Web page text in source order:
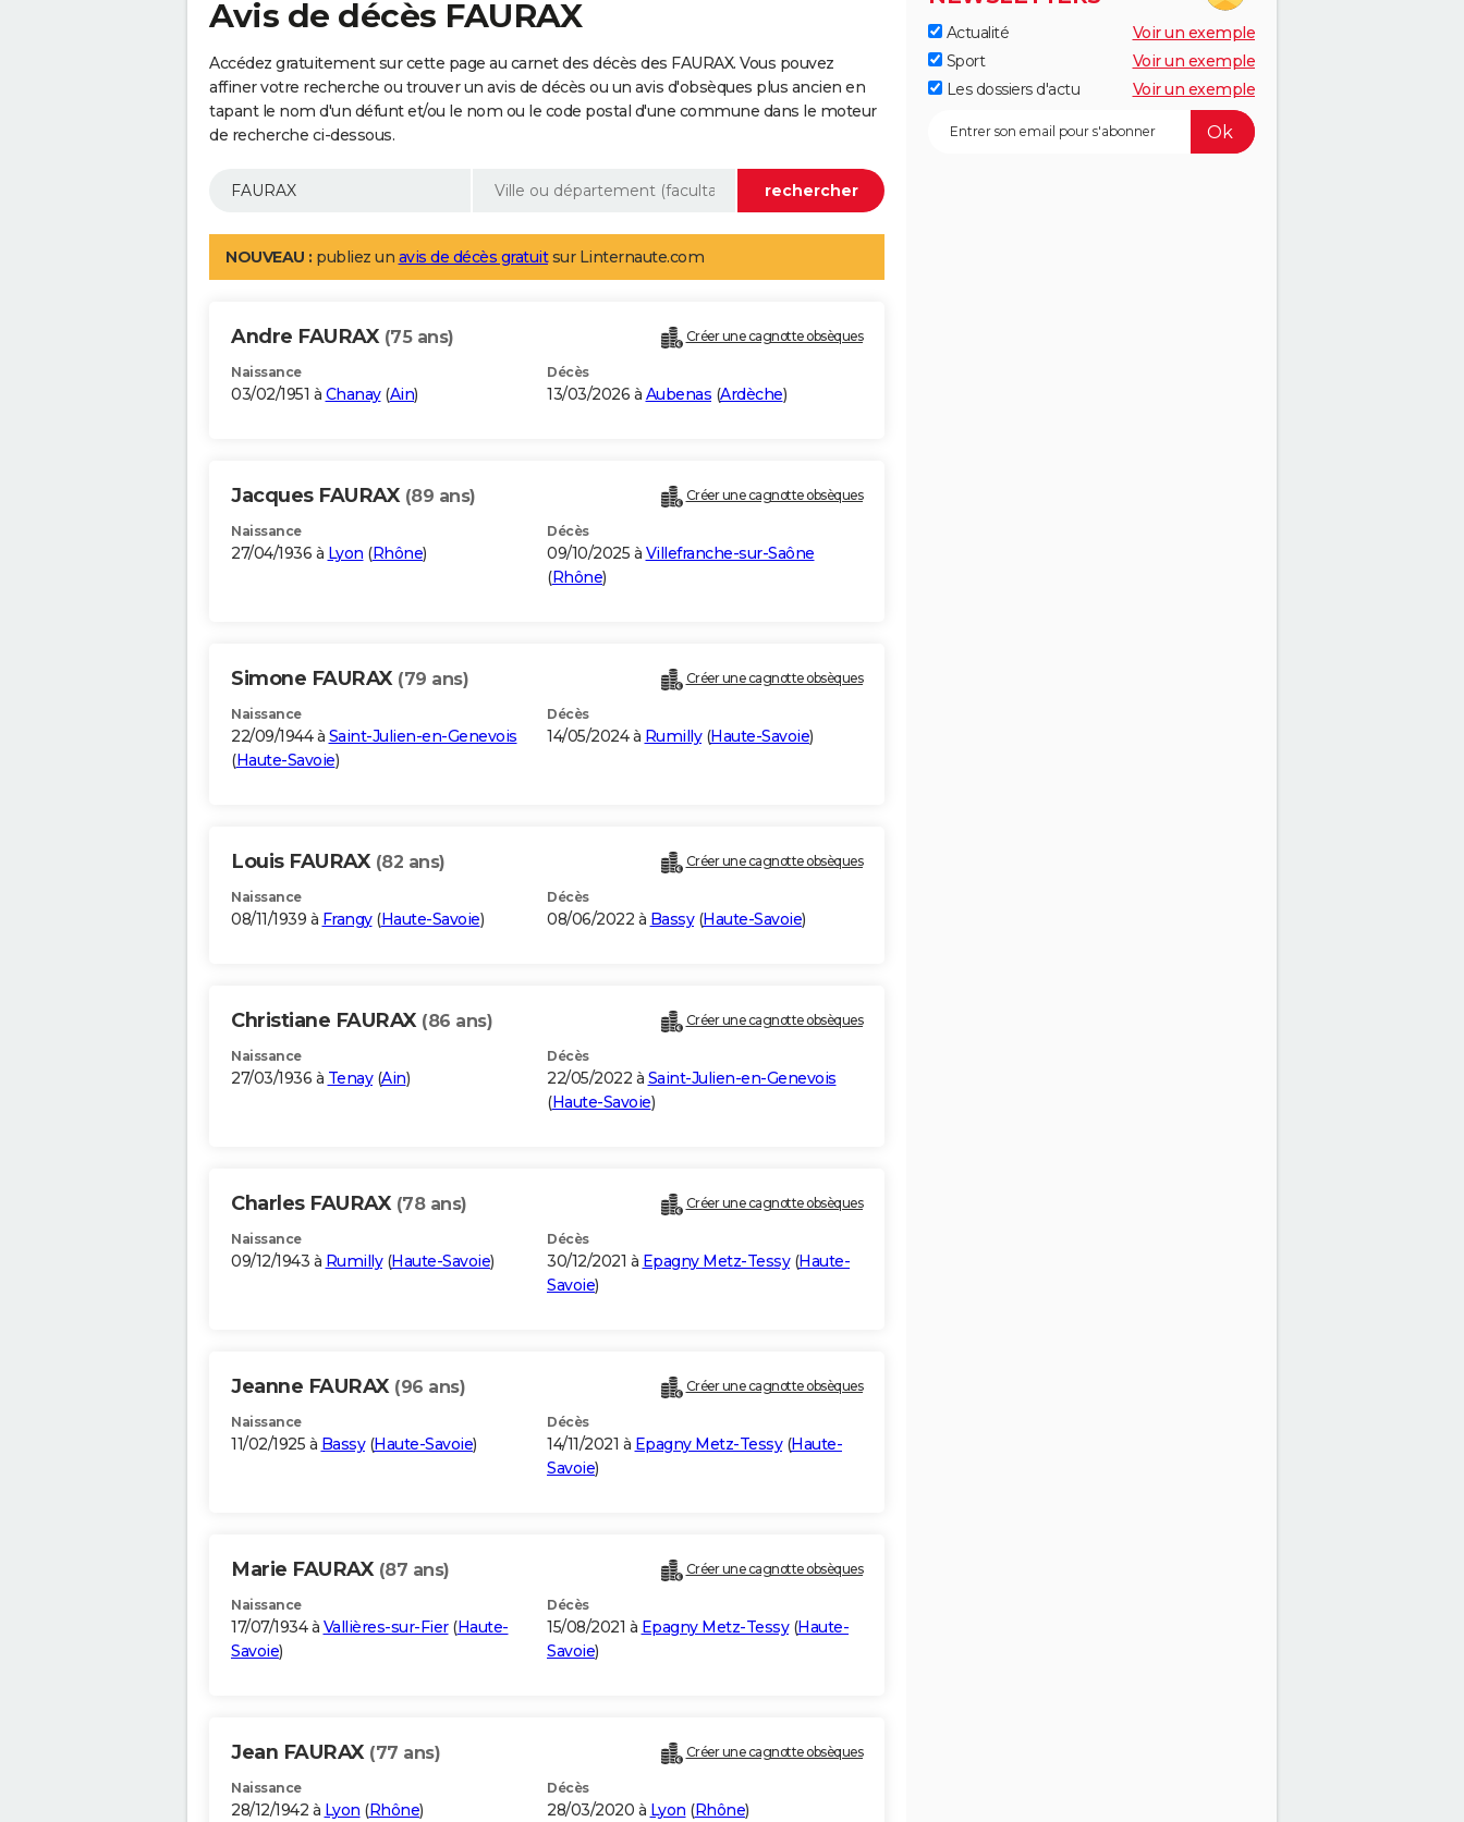
Avis de décès FAURAX
Accédez gratuitement sur cette page au carnet des décès des FAURAX. Vous pouvez
affiner votre recherche ou trouver un avis de décès ou un avis d'obsèques plus ancien en
tapant le nom d'un défunt et/ou le nom ou le code postal d'une commune dans le moteur
de recherche ci-dessous.
NOUVEAU : publiez un avis de décès gratuitsur Linternaute.com
Andre FAURAX (75 ans) Créer une cagnotte obsèques
Naissance
03/02/1951 à Chanay(Ain)
Décès
13/03/2026 à Aubenas (Ardèche)
Jacques FAURAX (89 ans) Créer une cagnotte obsèques
Naissance
27/04/1936 à Lyon (Rhône)
Décès
09/10/2025 à Villefranche-sur-Saône
(Rhône)
Simone FAURAX (79 ans) Créer une cagnotte obsèques
Naissance
22/09/1944 à Saint-Julien-en-Genevois
(Haute-Savoie)
Décès
14/05/2024 à Rumilly(Haute-Savoie)
Louis FAURAX (82 ans) Créer une cagnotte obsèques
Naissance
08/11/1939 à Frangy(Haute-Savoie)
Décès
08/06/2022 à Bassy(Haute-Savoie)
Christiane FAURAX (86 ans) Créer une cagnotte obsèques
Naissance
27/03/1936 à Tenay(Ain)
Décès
22/05/2022 à Saint-Julien-en-Genevois
(Haute-Savoie)
Charles FAURAX (78 ans) Créer une cagnotte obsèques
Naissance
09/12/1943 à Rumilly(Haute-Savoie)
Décès
30/12/2021 à Epagny Metz-Tessy(Haute-
Savoie)
Jeanne FAURAX (96 ans) Créer une cagnotte obsèques
Naissance
11/02/1925 à Bassy(Haute-Savoie)
Décès
14/11/2021 à Epagny Metz-Tessy(Haute-
Savoie)
Marie FAURAX (87 ans) Créer une cagnotte obsèques
Naissance
17/07/1934 à Vallières-sur-Fier(Haute-
Savoie)
Décès
15/08/2021 à Epagny Metz-Tessy(Haute-
Savoie)
Jean FAURAX (77 ans) Créer une cagnotte obsèques
Naissance
28/12/1942 à Lyon (Rhône)
Décès
28/03/2020 à Lyon (Rhône)
Actualité
Voir un exemple
Sport
Voir un exemple
Les dossiers d'actu
Voir un exemple